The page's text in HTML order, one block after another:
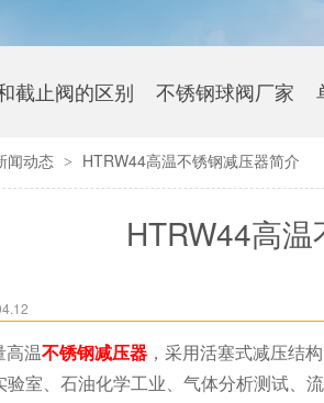
截止阀的区别 不锈钢球阀厂家
官网版多少钱
闻动态 > HTRW44高温不锈钢减压器简介
HTRW44高
高温不锈钢减压器 ，采用活塞式减压结
、石油化学工业、气体分析测试、流体